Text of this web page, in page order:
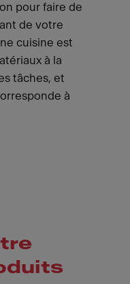
pour faire de
de votre
cuisine est
à la
tâches, et
à